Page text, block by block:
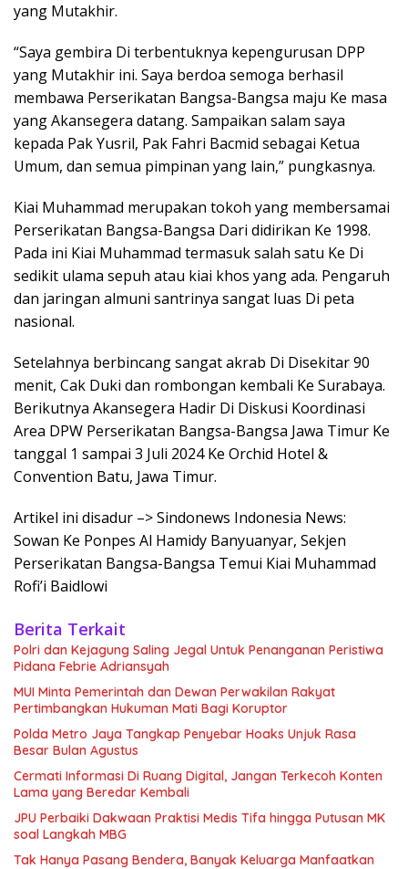
yang Mutakhir.
“Saya gembira Di terbentuknya kepengurusan DPP
yang Mutakhir ini. Saya berdoa semoga berhasil
membawa Perserikatan Bangsa-Bangsa maju Ke masa
yang Akansegera datang. Sampaikan salam saya
kepada Pak Yusril, Pak Fahri Bacmid sebagai Ketua
Umum, dan semua pimpinan yang lain,” pungkasnya.
Kiai Muhammad merupakan tokoh yang membersamai
Perserikatan Bangsa-Bangsa Dari didirikan Ke 1998.
Pada ini Kiai Muhammad termasuk salah satu Ke Di
sedikit ulama sepuh atau kiai khos yang ada. Pengaruh
dan jaringan almuni santrinya sangat luas Di peta
nasional.
Setelahnya berbincang sangat akrab Di Disekitar 90
menit, Cak Duki dan rombongan kembali Ke Surabaya.
Berikutnya Akansegera Hadir Di Diskusi Koordinasi
Area DPW Perserikatan Bangsa-Bangsa Jawa Timur Ke
tanggal 1 sampai 3 Juli 2024 Ke Orchid Hotel &
Convention Batu, Jawa Timur.
Artikel ini disadur –> Sindonews Indonesia News:
Sowan Ke Ponpes Al Hamidy Banyuanyar, Sekjen
Perserikatan Bangsa-Bangsa Temui Kiai Muhammad
Rofi’i Baidlowi
Berita Terkait
Polri dan Kejagung Saling Jegal Untuk Penanganan Peristiwa
Pidana Febrie Adriansyah
MUI Minta Pemerintah dan Dewan Perwakilan Rakyat
Pertimbangkan Hukuman Mati Bagi Koruptor
Polda Metro Jaya Tangkap Penyebar Hoaks Unjuk Rasa
Besar Bulan Agustus
Cermati Informasi Di Ruang Digital, Jangan Terkecoh Konten
Lama yang Beredar Kembali
JPU Perbaiki Dakwaan Praktisi Medis Tifa hingga Putusan MK
soal Langkah MBG
Tak Hanya Pasang Bendera, Banyak Keluarga Manfaatkan